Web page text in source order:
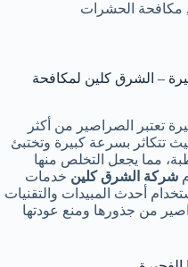
, مكافحة الحشرات
– الشرق كلين لمكافحة
تعتبر الصراصير من أكثر
تتكاثر بسرعة كبيرة وتختبئ
مما يجعل التخلص منها
شركة الشرق كلين خدمات
أحدث المبيدات والتقنيات
من جذورها ومنع عودتها